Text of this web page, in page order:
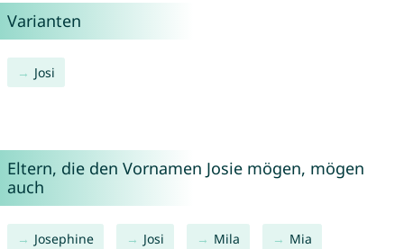
Varianten
Josi
Eltern, die den Vornamen Josie mögen, mögen
auch
Josephine Josi Mila Mia